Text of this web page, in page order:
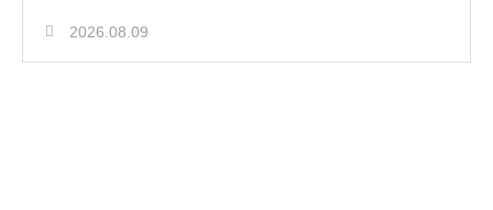
2026.08.09